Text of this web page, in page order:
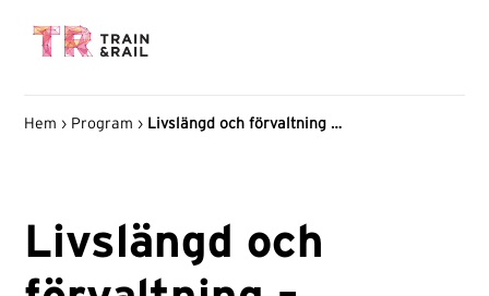
Hem › Program › Livslängd och förvaltning – Fordonets bärande strukturer
Livslängd och